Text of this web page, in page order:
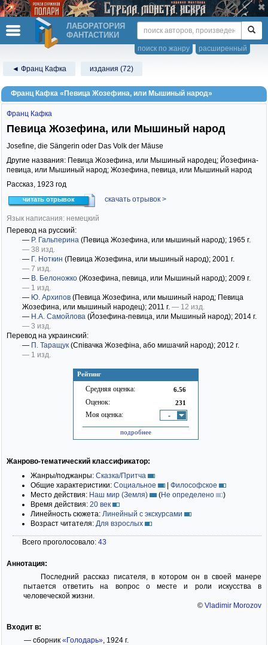
ЛАБОРАТОРИЯ
ФАНТАСТИКИ
расширенный
поиск по жанру
◄ Франц Кафка издания (72)
Франц Кафка «Певица Жозефина, или Мышиный народ»
Рейтинг
Средняя оценка: 6.56
Оценок: 231
Моя оценка: -
подробнее
Франц Кафка
Певица Жозефина, или Мышиный народ
Josefine, die Sängerin oder Das Volk der Mäuse
Другие названия: Певица Жозефина, или Мышиный народец; Йозефина-
певица, или Мышиный народ; Жозефина, певица, или Мышиный народ
Рассказ, 1923 год
читать отрывок скачать отрывок >
Язык написания: немецкий
Перевод на русский:
— Р. Гальперина (Певица Жозефина, или мышиный народ); 1965 г.
— 38 изд.
— Г. Ноткин (Певица Жозефина, или мышиный народ); 2001 г.
— 7 изд.
— В. Белоножко (Жозефина, певица, или Мышиный народ); 2009 г.
— 1 изд.
— Ю. Архипов (Певица Жозефина, или мышиный народ; Певица
Жозефина, или мышиный народец); 2011 г. — 12 изд.
— Н.А. Самойлова (Йозефина-певица, или Мышиный народ); 2014 г.
— 3 изд.
Перевод на украинский:
— П. Таращук (Співачка Жозефіна, або мишачий народ); 2012 г.
— 1 изд.
Жанрово-тематический классификатор:
Жанры/поджанры: Сказка/Притча
Общие характеристики: Социальное | Философское
Место действия: Наш мир (Земля) (Не определено
)
Время действия: 20 век
Линейность сюжета: Линейный с экскурсами
Возраст читателя: Для взрослых
Всего проголосовало: 43
Аннотация:
Последний рассказ писателя, в котором он в своей манере
пытается ответить на вопрос о месте и роли искусства в
человеческой жизни.
© Vladimir Morozov
Входит в:
— сборник «Голодарь», 1924 г.